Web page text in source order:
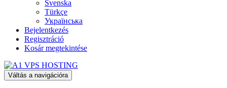
Svenska
Türkçe
Українська
Bejelentkezés
Regisztráció
Kosár megtekintése
Váltás a navigációra